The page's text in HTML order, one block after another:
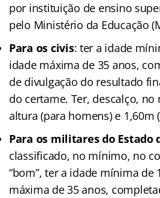
por instituição de ensino
pelo Ministério da Educação
Para os civis: ter a idade
idade máxima de 35 anos,
de divulgação do resultado
do certame. Ter, descalço,
altura (para homens) e 1,60m
Para os militares do Estado
classificado, no mínimo, no
“bom”, ter a idade mínima de
máxima de 35 anos,